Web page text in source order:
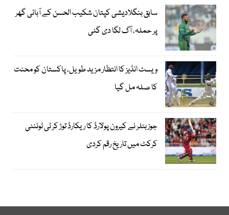
سابق بنگلادیشی کپتان شکیب الحسن کے آبائی گھر
پر حملہ، آگ لگا دی گئی
ویسٹ انڈیز کا انتظار مزید طویل، پاکستان کو محنت
کا صلہ مل گیا
جوز بٹلر نے کیرون پولارڈ کا ریکارڈ توڑ کر ٹی ٹوئنٹی
کرکٹ میں تاریخ رقم کردی